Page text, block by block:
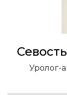
Уролог-